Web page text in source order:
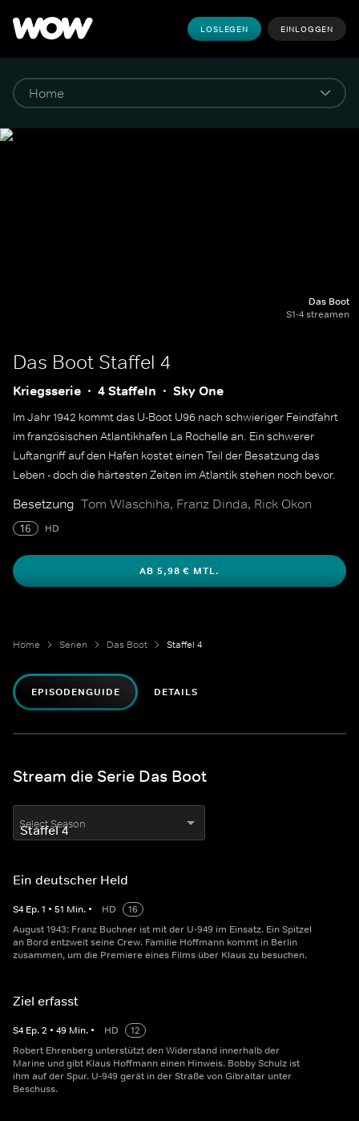
LOSLEGEN EINLOGGEN
Das Boot
S1-4 streamen
Das Boot Staffel 4
Kriegsserie 4 Staffeln Sky One
Im Jahr 1942 kommt das U-Boot U96 nach schwieriger Feindfahrt
im französischen Atlantikhafen La Rochelle an. Ein schwerer
Luftangriff auf den Hafen kostet einen Teil der Besatzung das
Leben - doch die härtesten Zeiten im Atlantik stehen noch bevor.
Besetzung Tom Wlaschiha, Franz Dinda, Rick Okon
16 HD
AB 5,98 € MTL.
Home Serien Das Boot Staffel 4
EPISODENGUIDE DETAILS
Stream die Serie Das Boot
Select Season
Ein deutscher Held
S4 Ep.1 • 51 Min. • HD
16
August 1943: Franz Buchner ist mit der U-949 im Einsatz. Ein Spitzel
an Bord entzweit seine Crew. Familie Hoffmann kommt in Berlin
zusammen, um die Premiere eines Films über Klaus zu besuchen.
Ziel erfasst
S4 Ep.2 • 49 Min. • HD
12
Robert Ehrenberg unterstützt den Widerstand innerhalb der
Marine und gibt Klaus Hoffmann einen Hinweis. Bobby Schulz ist
ihm auf der Spur. U-949 gerät in der Straße von Gibraltar unter
Beschuss.